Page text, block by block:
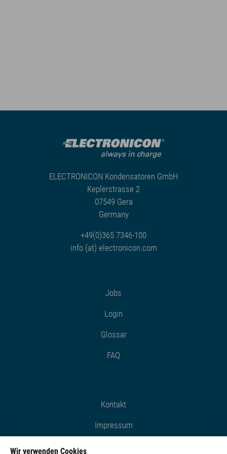
ELECTRONICON Kondensatoren GmbH
Keplerstrasse 2
07549 Gera
Germany
+49(0)365 7346-100
info (at) electronicon.com
Jobs
Login
Glossar
FAQ
Kontakt
Impressum
Wir verwenden Cookies